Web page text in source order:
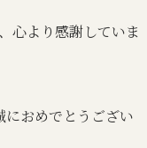
心より感謝していま
おめでとうござい